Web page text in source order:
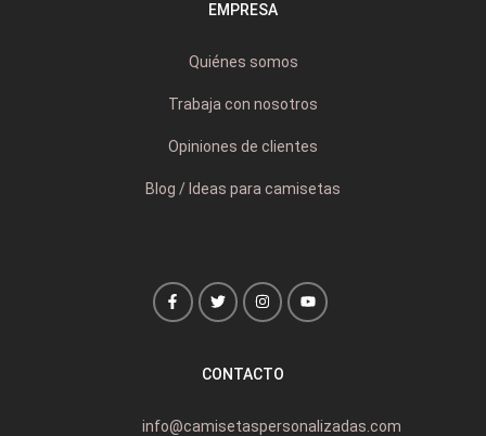
EMPRESA
Quiénes somos
Trabaja con nosotros
Opiniones de clientes
Blog / Ideas para camisetas
CONTACTO
info@camisetaspersonalizadas.com